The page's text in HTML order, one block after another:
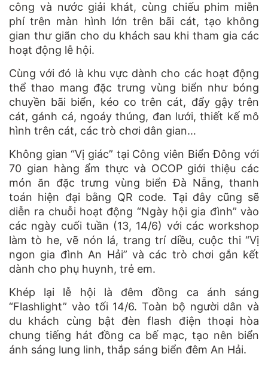
công và nước giải khát, cùng chiếu phim miễn
phí trên màn hình lớn trên bãi cát, tạo không
gian thư giãn cho du khách sau khi tham gia các
hoạt động lễ hội.
Cùng với đó là khu vực dành cho các hoạt động
thể thao mang đặc trưng vùng biển như bóng
chuyền bãi biển, kéo co trên cát, đẩy gậy trên
cát, gánh cá, ngoáy thúng, đan lưới, thiết kế mô
hình trên cát, các trò chơi dân gian…
Không gian “Vị giác” tại Công viên Biển Đông với
70 gian hàng ẩm thực và OCOP giới thiệu các
món ăn đặc trưng vùng biển Đà Nẵng, thanh
toán hiện đại bằng QR code. Tại đây cũng sẽ
diễn ra chuỗi hoạt động “Ngày hội gia đình” vào
các ngày cuối tuần (13, 14/6) với các workshop
làm tò he, vẽ nón lá, trang trí diều, cuộc thi “Vị
ngon gia đình An Hải” và các trò chơi gắn kết
dành cho phụ huynh, trẻ em.
Khép lại lễ hội là đêm đồng ca ánh sáng
“Flashlight” vào tối 14/6. Toàn bộ người dân và
du khách cùng bật đèn flash điện thoại hòa
chung tiếng hát đồng ca bế mạc, tạo nên biển
ánh sáng lung linh, thắp sáng biển đêm An Hải.